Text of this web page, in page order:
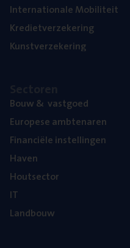
Inter­na­ti­o­na­le Mobiliteit
Kre­diet­ver­ze­ke­ring
Kunst­ver­ze­ke­ring
Bouw& vastgoed
Euro­pe­se ambtenaren
Finan­ci­ë­le instellingen
Haven
Hout­sec­tor
IT
Land­bouw